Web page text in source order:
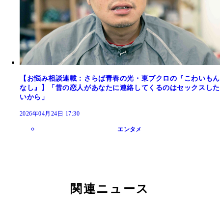
【お悩み相談連載：さらば青春の光・東ブクロの『こわいもん
なし』】「昔の恋人があなたに連絡してくるのはセックスした
いから」
2026年04月24日 17:30
エンタメ
関連ニュース